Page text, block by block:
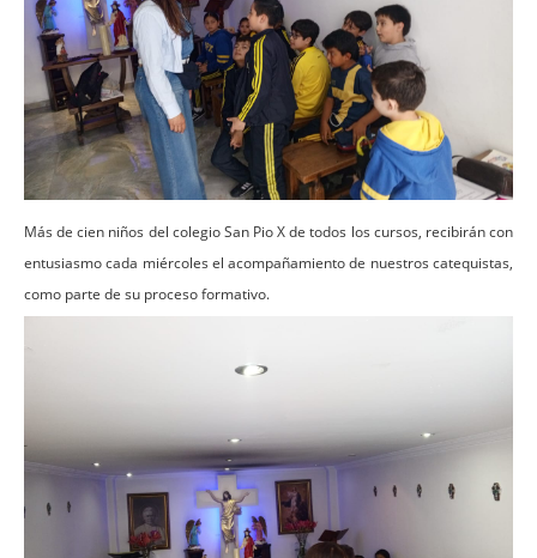
Más de cien niños del colegio San Pio X de todos los cursos, recibirán con
entusiasmo cada miércoles el acompañamiento de nuestros catequistas,
como parte de su proceso formativo.